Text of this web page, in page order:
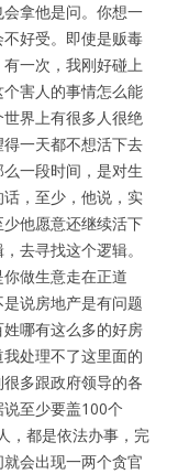
拿他是问。你想一
好受。即使是贩毒
一次，我刚好碰上
害人的事情怎么能
界上有很多人很绝
一天都不想活下去
一段时间，是对生
，至少，他说，实
他愿意还继续活下
去寻找这个逻辑。
做生意走在正道
说房地产是有问题
哪有这么多的好房
处理不了这里面的
多跟政府领导的各
至少要盖100个
，都是依法办事，完
会出现一两个贪官